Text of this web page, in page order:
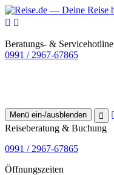
Beratungs- & Servicehotline
0991 / 2967-67865
Menü ein-/ausblenden
Reiseberatung & Buchung
0991 / 2967-67865
Öffnungszeiten